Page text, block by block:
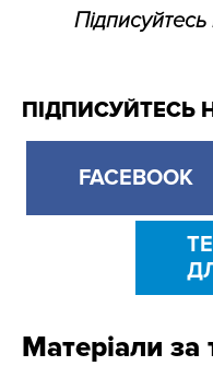
ПІДПИСУЙТЕСЬ
FACEBOOK
Матеріали